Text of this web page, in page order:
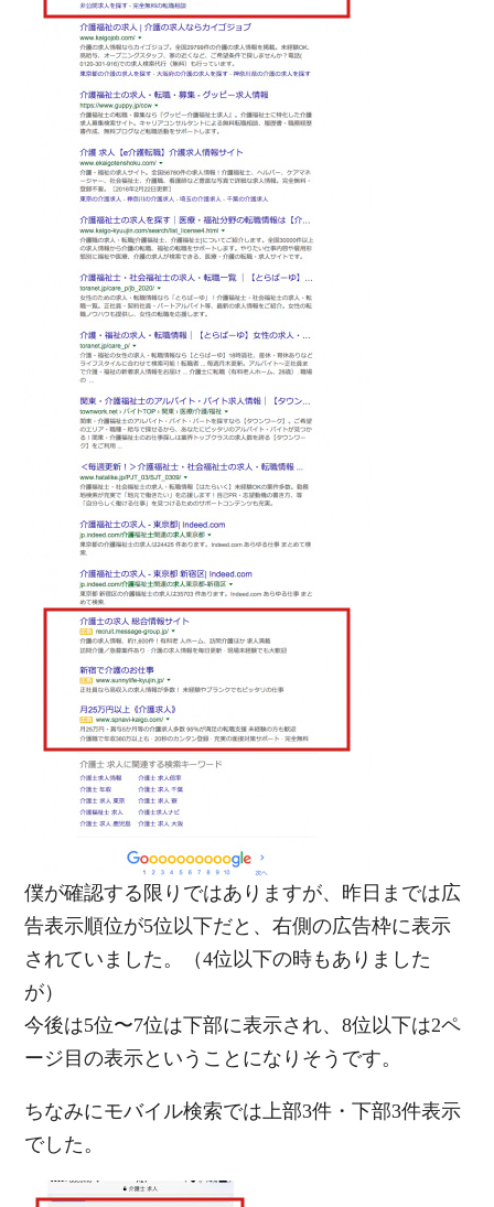
僕が確認する限りではありますが、昨日までは広
告表示順位が5位以下だと、右側の広告枠に表示
されていました。（4位以下の時もありました
が）
今後は5位〜7位は下部に表示され、8位以下は2ペ
ージ目の表示ということになりそうです。
ちなみにモバイル検索では上部3件・下部3件表示
でした。